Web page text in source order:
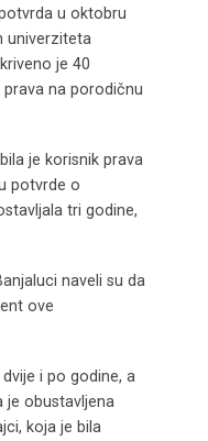
u oktobru
univerziteta
je 40
na porodičnu
je korisnik prava
potvrde o
tri godine,
naveli su da
ove
i po godine, a
je obustavljena
koja je bila